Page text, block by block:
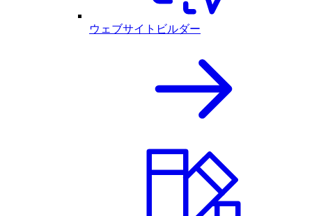
ウェブサイトビルダー